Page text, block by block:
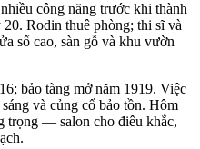
công năng trước khi thành
Rodin thuê phòng; thi sĩ và
sổ cao, sàn gỗ và khu vườn
bảo tàng mở năm 1919. Việc
và củng cố bảo tồn. Hôm
trọng — salon cho điêu khắc,